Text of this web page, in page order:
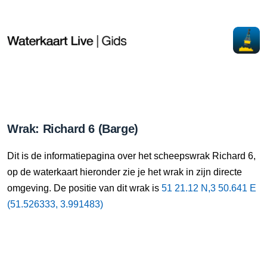
Wrak: Richard 6 (Barge)
Dit is de informatiepagina over het scheepswrak Richard 6,
op de waterkaart hieronder zie je het wrak in zijn directe
omgeving. De positie van dit wrak is 51 21.12 N,3 50.641 E
(51.526333, 3.991483)